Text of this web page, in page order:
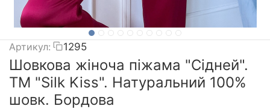
Артикул: 1295
Шовкова жіноча піжама "Сідней".
TM "Silk Kiss". Натуральний 100%
шовк. Бордова